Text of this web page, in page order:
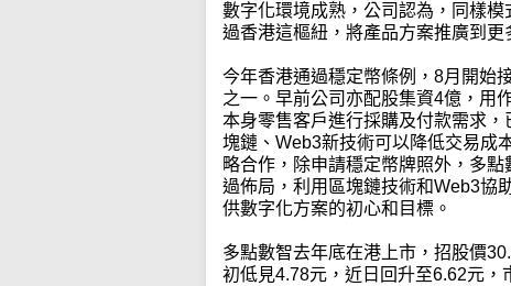
數字化環境成熟，公司認為，同樣
過香港這樞紐，將產品方案推廣到更
今年香港通過穩定幣條例，8月開始
之一。早前公司亦配股集資4億，用
本身零售客戶進行採購及付款需求
塊鏈、Web3新技術可以降低交易成
略合作，除申請穩定幣牌照外，多
過佈局，利用區塊鏈技術和Web3協
供數字化方案的初心和目標。
多點數智去年底在港上市，招股價
初低見4.78元，近日回升至6.62元，